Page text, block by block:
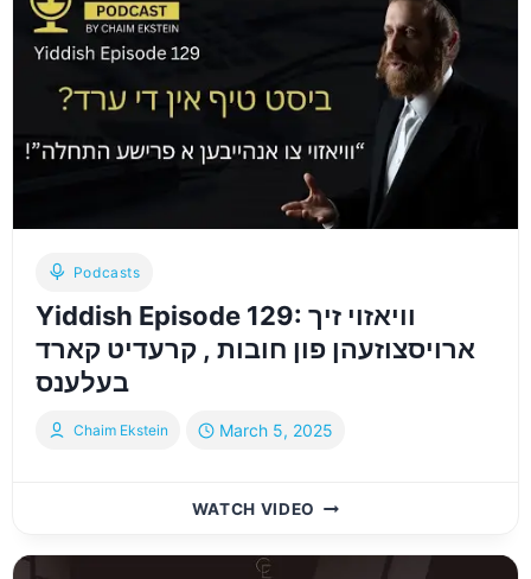
THINKING:
WEALTH
&
POSITIVITY
Podcasts
Yiddish Episode 129: וויאזוי זיך
ארויסצוזעהן פון חובות , קרעדיט קארד
בעלענס
Chaim Ekstein March 5, 2025
WATCH VIDEO YIDDISH
129: